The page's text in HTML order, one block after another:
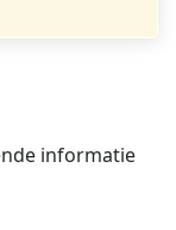
informatie